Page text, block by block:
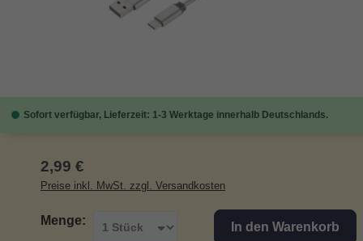
Sofort verfügbar, Lieferzeit: 1-3 Werktage innerhalb Deutschlands.
Regulärer Preis:
2,99 €
Preise inkl. MwSt. zzgl. Versandkosten
Menge: In den Warenkorb